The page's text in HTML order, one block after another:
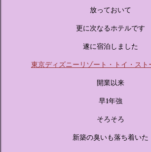
放っておいて
更に次なるホテルです
遂に宿泊しました
東京ディズニーリゾート・トイ・スト
開業以来
早1年強
そろそろ
新築の臭いも落ち着いた